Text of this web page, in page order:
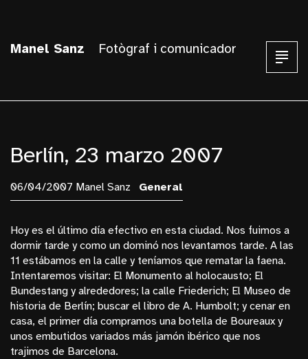
Manel Sanz Fotògraf i comunicador
Berlín, 23 marzo 2007
06/04/2007 Manel Sanz General
Hoy es el último día efectivo en esta ciudad. Nos fuimos a
dormir tarde y como un dominó nos levantamos tarde. A las
11 estábamos en la calle y teníamos que rematar la faena.
Intentaremos visitar: El Monumento al holocausto; El
Bundestang y alrededores; la calle Friederich; El Museo de
historia de Berlín; buscar el libro de A. Humbolt; y cenar en
casa, el primer día compramos una botella de Boureaux y
unos embutidos variados más jamón ibérico que nos
trajimos de Barcelona.